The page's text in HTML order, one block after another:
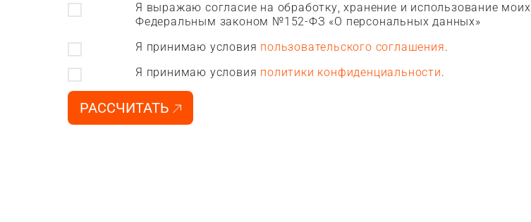
Я выражаю согласие на обработку, хранение и использование моих
Федеральным законом №152-ФЗ «О персональных данных»
Я принимаю условия пользовательского соглашения.
Я принимаю условия политики конфиденциальности.
РАССЧИТАТЬ